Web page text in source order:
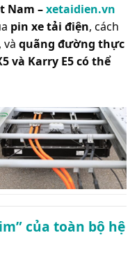
Nam –xetaidien.vn
pin xe tải điện, cách
và quãng đường thực
và Karry E5 có thể
của toàn bộ hệ